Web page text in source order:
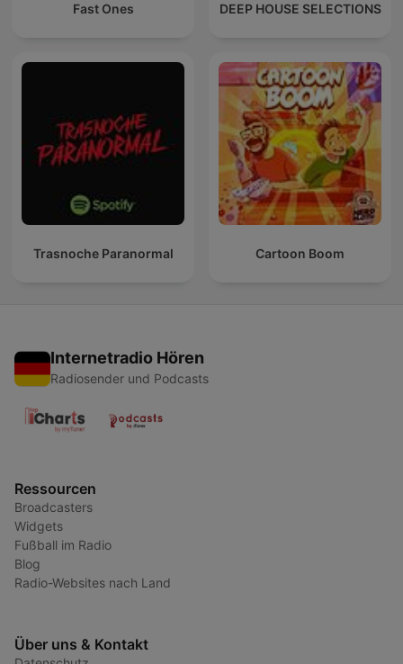
Fast Ones DEEP HOUSE SELECTIONS
Trasnoche Paranormal Cartoon Boom
Internetradio Hören
Radiosender und Podcasts
Ressourcen
Broadcasters
Widgets
Fußball im Radio
Blog
Radio-Websites nach Land
Über uns & Kontakt